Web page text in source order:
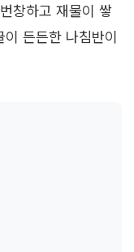
창하고 재물이 쌓
든든한 나침반이